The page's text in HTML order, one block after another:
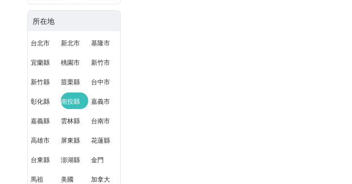
所在地
台北市 新北市 基隆市
宜蘭縣 桃園市 新竹市
新竹縣 苗栗縣 台中市
彰化縣 南投縣 嘉義市
嘉義縣 雲林縣 台南市
高雄市 屏東縣 花蓮縣
台東縣 澎湖縣 金門
馬祖 美國 加拿大